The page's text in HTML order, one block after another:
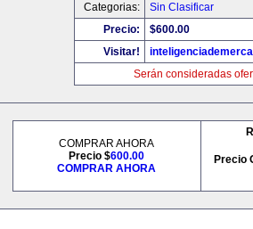
Categorias:
Sin Clasificar
Precio:
$600.00
Visitar!
Serán consideradas
COMPRAR AHORA
Precio $600.00
COMPRAR AHORA
Precio